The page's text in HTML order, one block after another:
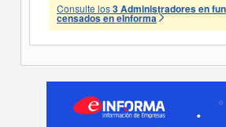
Consulte los3 Administradores en
censados en eInforma